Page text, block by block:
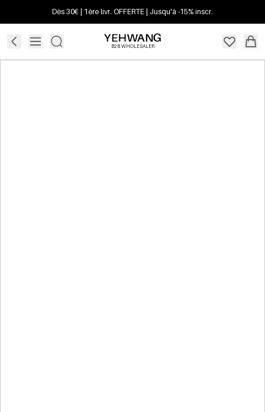
Dès 30€ | 1ère livr. OFFERTE | Jusqu'à -15% inscr.
B2B WHOLESALER